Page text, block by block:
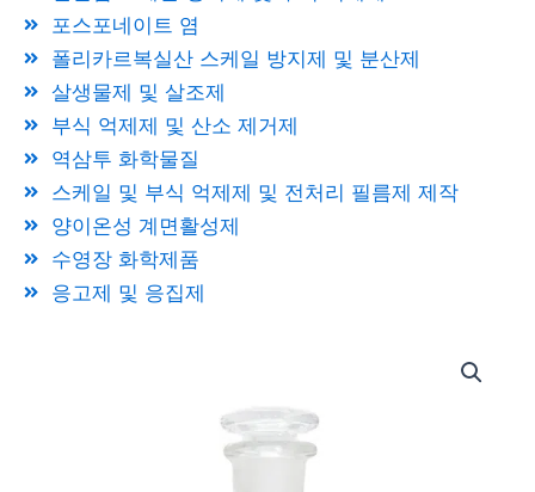
포스포네이트 염
폴리카르복실산 스케일 방지제 및 분산제
살생물제 및 살조제
부식 억제제 및 산소 제거제
역삼투 화학물질
스케일 및 부식 억제제 및 전처리 필름제 제작
양이온성 계면활성제
수영장 화학제품
응고제 및 응집제